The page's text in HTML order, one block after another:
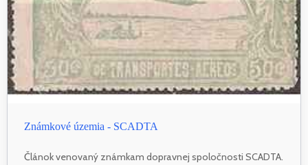
Známkové územia - SCADTA
Článok venovaný známkam dopravnej spoločnosti SCADTA.